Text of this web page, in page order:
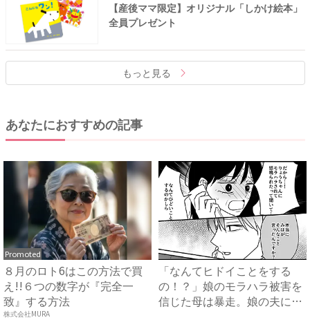
【産後ママ限定】オリジナル「しかけ絵本」
全員プレゼント
もっと見る
あなたにおすすめの記事
Promoted
８月のロト6はこの方法で買
え!!６つの数字が『完全一
致』する方法
株式会社MURA
「なんてヒドイことをする
の！？」娘のモラハラ被害を
信じた母は暴走。娘の夫に電